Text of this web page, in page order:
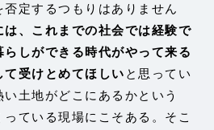
定するつもりはありません
は、これまでの社会では経験で
しができる時代がやって来る
受けとめてほしい と思ってい
土地がどこにあるかという
ている現場にこそある。そこ